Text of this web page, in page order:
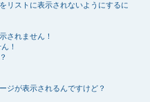
リストに表示されないようにするに
されません！
！
ジが表示されるんですけど？